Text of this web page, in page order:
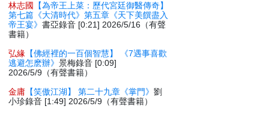
林志國
【為帝王上菜：歷代宮廷御醫傳奇】
第七篇《大清時代》第五章《天下美饌盡入
帝王宴》書亞錄音 [0:21] 2026/5/16（有聲
書籍）
弘緣 【佛經裡的一百個智慧】 《7遇事喜歡
逃避怎麽辦》景梅錄音 [0:09]
2026/5/9（有聲書籍）
金庸 【笑傲江湖】 第二十九章《掌門》劉
小珍錄音 [1:49] 2026/5/9（有聲書籍）